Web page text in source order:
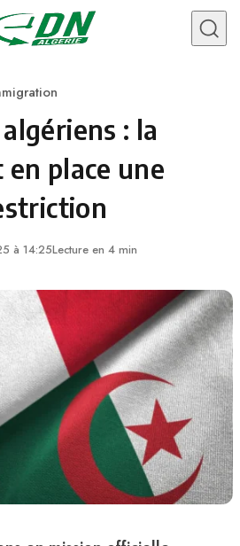
: la
en place une
à 14:25Lecture en 4 min